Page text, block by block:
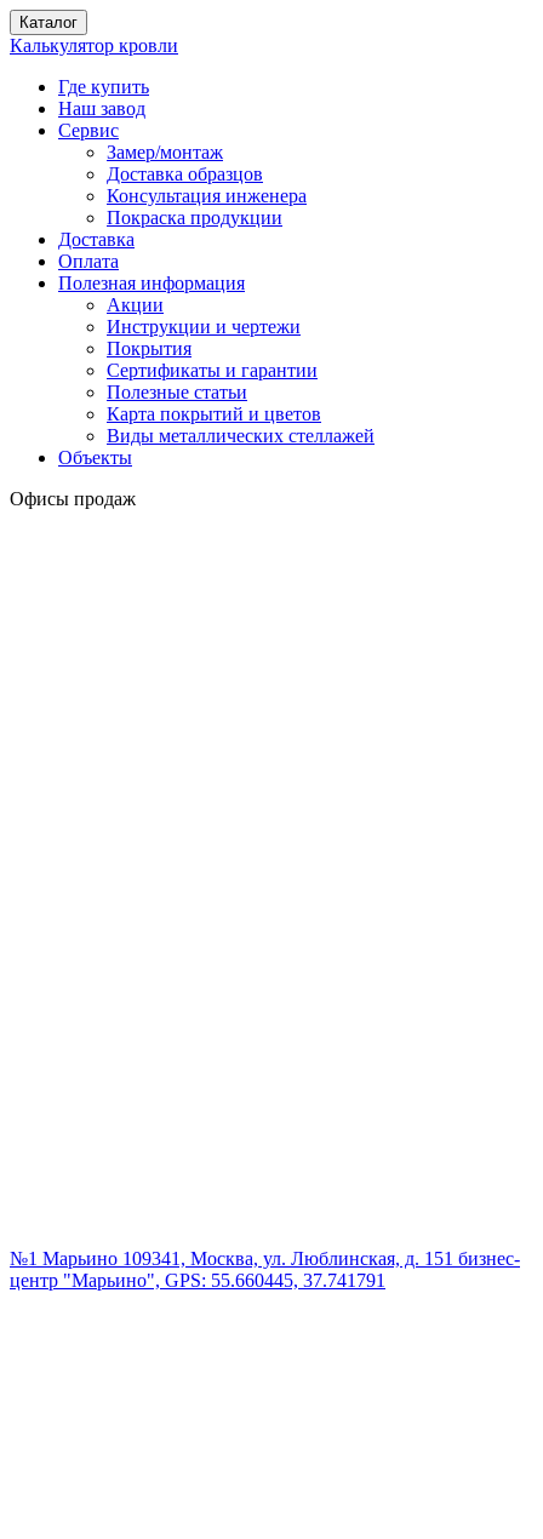
Каталог
Калькулятор кровли
Где купить
Наш завод
Сервис
Замер/монтаж
Доставка образцов
Консультация инженера
Покраска продукции
Доставка
Оплата
Полезная информация
Акции
Инструкции и чертежи
Покрытия
Сертификаты и гарантии
Полезные статьи
Карта покрытий и цветов
Виды металлических стеллажей
Объекты
Офисы продаж
№1 Марьино 109341, Москва, ул. Люблинская, д. 151 бизнес-
центр "Марьино", GPS: 55.660445, 37.741791